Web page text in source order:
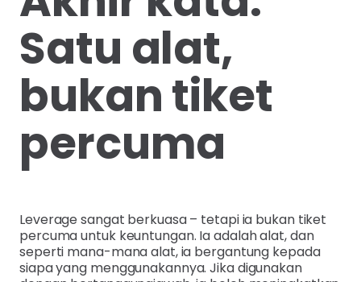
Satu alat,
bukan tiket
percuma
Leverage sangat berkuasa – tetapi ia bukan tiket
percuma untuk keuntungan. Ia adalah alat, dan
seperti mana-mana alat, ia bergantung kepada
siapa yang menggunakannya. Jika digunakan